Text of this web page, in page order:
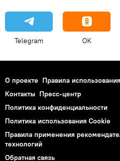
Telegram OK
О проекте Правила использования
Контакты Пресс-центр
Политика конфиденциальности
Политика использования Cookie
Правила применения
технологий
Обратная связь